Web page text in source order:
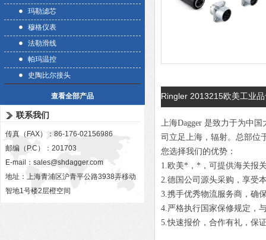
玛勒滤芯
穆格仪表
法勒滑线
帕玛温控
史陶比尔接头
查看全部产品
联系我们
传真（FAX）：86-176-02156986
邮编（P.C）：201703
E-mail： sales@shdagger.com
地址：上海青浦区沪青平公路3938弄移动
智地1号楼2层橙空间
Ringler 2013215欧美工业
上海Dagger 是致力于为中
司立足上海，辐射。总部位
您选择我们的优势：
1.欧美*，*，可提供海关报
2.德国公司源头采购，享受
3.携手优秀物流服务商，确
4.严格执行国家保修规定，
5.快速报价，合作有礼，保